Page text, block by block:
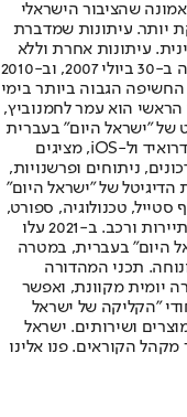
שהציבור הישראלי
יותר. עיתונות שמדברת
עיתונות אחרת וללא
תשלום. המהדורה המודפסת הראשונה פורסמה ב-30 ביולי 2007, וב-2010
החשיפה הגבוה ביותר בימי
הראשי הוא עמר לחמנוביץ,
של "ישראל היום" בעברית
ובאנגלית, כמו כן היישומונים (אפליקציות) לאנדרואיד ול-iOS, מציגים
ניתוחים ופרשנויות,
הדיגיטל של "ישראל היום"
סטייל, טכנולוגיה, ספורט,
כלכלה וצרכנות, בריאות, חיילים, אוכל, יהדות, תיירות ורכב. ב-2021 עלו
היום" בעברית, במטרה
תכני המהדורה
יומית מקוונת, ואפשר
"הקליקה של ישראל
ושירותים. ישראל
הקוראים. פנו אלינו